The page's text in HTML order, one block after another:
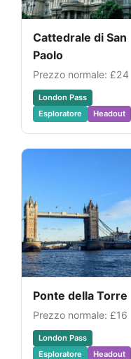
Cattedrale di San
Paolo
Prezzo normale: £24
London Pass
Esploratore
Headout
Ponte della Torre
Prezzo normale: £16
London Pass
Esploratore
Headout